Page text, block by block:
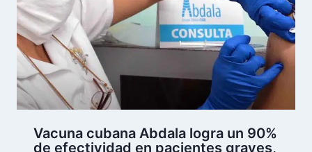
Vacuna cubana Abdala logra un 90%
de efectividad en pacientes graves,